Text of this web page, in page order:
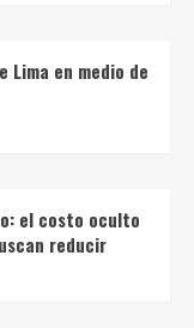
Lima en medio de
el costo oculto
reducir